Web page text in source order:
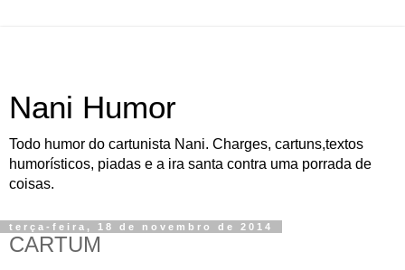
Nani Humor
Todo humor do cartunista Nani. Charges, cartuns,textos
humorísticos, piadas e a ira santa contra uma porrada de
coisas.
terça-feira, 18 de novembro de 2014
CARTUM